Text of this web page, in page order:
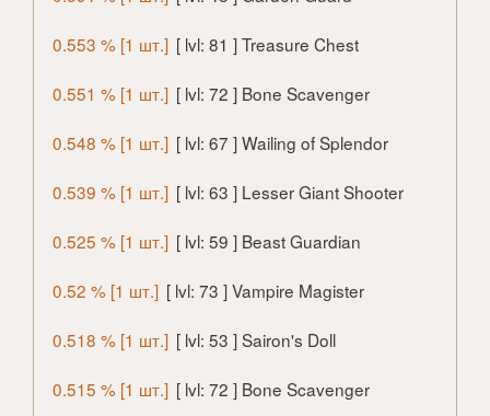
0.553 % [1 шт.] [ lvl: 81 ] Treasure Chest
0.551 % [1 шт.] [ lvl: 72 ] Bone Scavenger
0.548 % [1 шт.] [ lvl: 67 ] Wailing of Splendor
0.539 % [1 шт.] [ lvl: 63 ] Lesser Giant Shooter
0.525 % [1 шт.] [ lvl: 59 ] Beast Guardian
0.52 % [1 шт.] [ lvl: 73 ] Vampire Magister
0.518 % [1 шт.] [ lvl: 53 ] Sairon's Doll
0.515 % [1 шт.] [ lvl: 72 ] Bone Scavenger